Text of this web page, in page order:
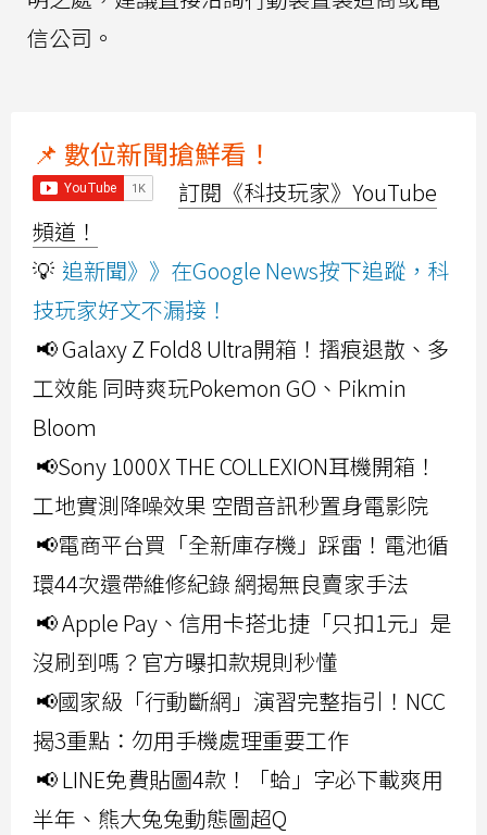
信公司。
📌 數位新聞搶鮮看！
訂閱《科技玩家》YouTube
頻道！
💡 追新聞》》在Google News按下追蹤，科
技玩家好文不漏接！
📢 Galaxy Z Fold8 Ultra開箱！摺痕退散、多
工效能 同時爽玩Pokemon GO、Pikmin
Bloom
📢Sony 1000X THE COLLEXION耳機開箱！
工地實測降噪效果 空間音訊秒置身電影院
📢電商平台買「全新庫存機」踩雷！電池循
環44次還帶維修紀錄 網揭無良賣家手法
📢 Apple Pay、信用卡搭北捷「只扣1元」是
沒刷到嗎？官方曝扣款規則秒懂
📢國家級「行動斷網」演習完整指引！NCC
揭3重點：勿用手機處理重要工作
📢 LINE免費貼圖4款！「蛤」字必下載爽用
半年、熊大兔兔動態圖超Q